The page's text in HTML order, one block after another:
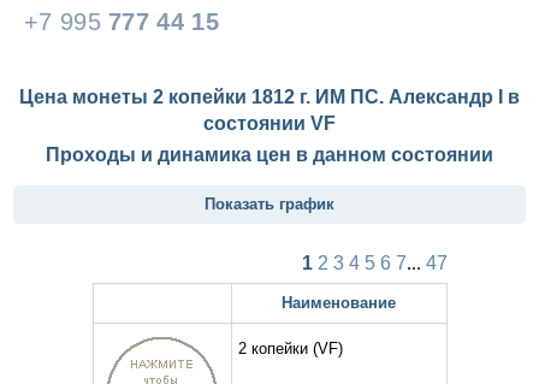
+7 995 777 44 15
Цена монеты 2 копейки 1812 г. ИМ ПС. Александр I в
состоянии VF
Проходы и динамика цен в данном состоянии
Показать график
1 2 3 4 5 6 7... 47
Наименование
2 копейки(VF)